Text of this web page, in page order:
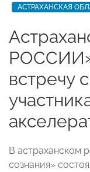
АСТРАХАНСКАЯ
встречу
В астраханском
сознания»